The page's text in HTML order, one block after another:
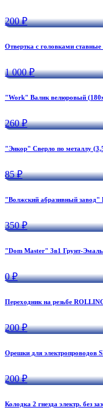
200 ₽
Отвертка с головками ставные
1 000 ₽
"Work" Валик велюровый
260 ₽
"Энкор" Сверло по металлу
85 ₽
"Волжский абразивный
350 ₽
"Dom Master" 3в1 Грунт-
0 ₽
Переходник на резьбе
200 ₽
Орешки для электропроводов
200 ₽
Колодка 2 гнезда электр. без